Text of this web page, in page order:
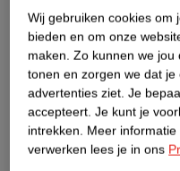
Over dit product
Productinformatie
Etiketinformatie
Wij gebruiken cookies om
bieden en om onze
maken. Zo kunnen we jou
tonen en zorgen we dat
advertenties ziet. Je
accepteert. Je kunt je
intrekken. Meer
verwerken lees je in ons